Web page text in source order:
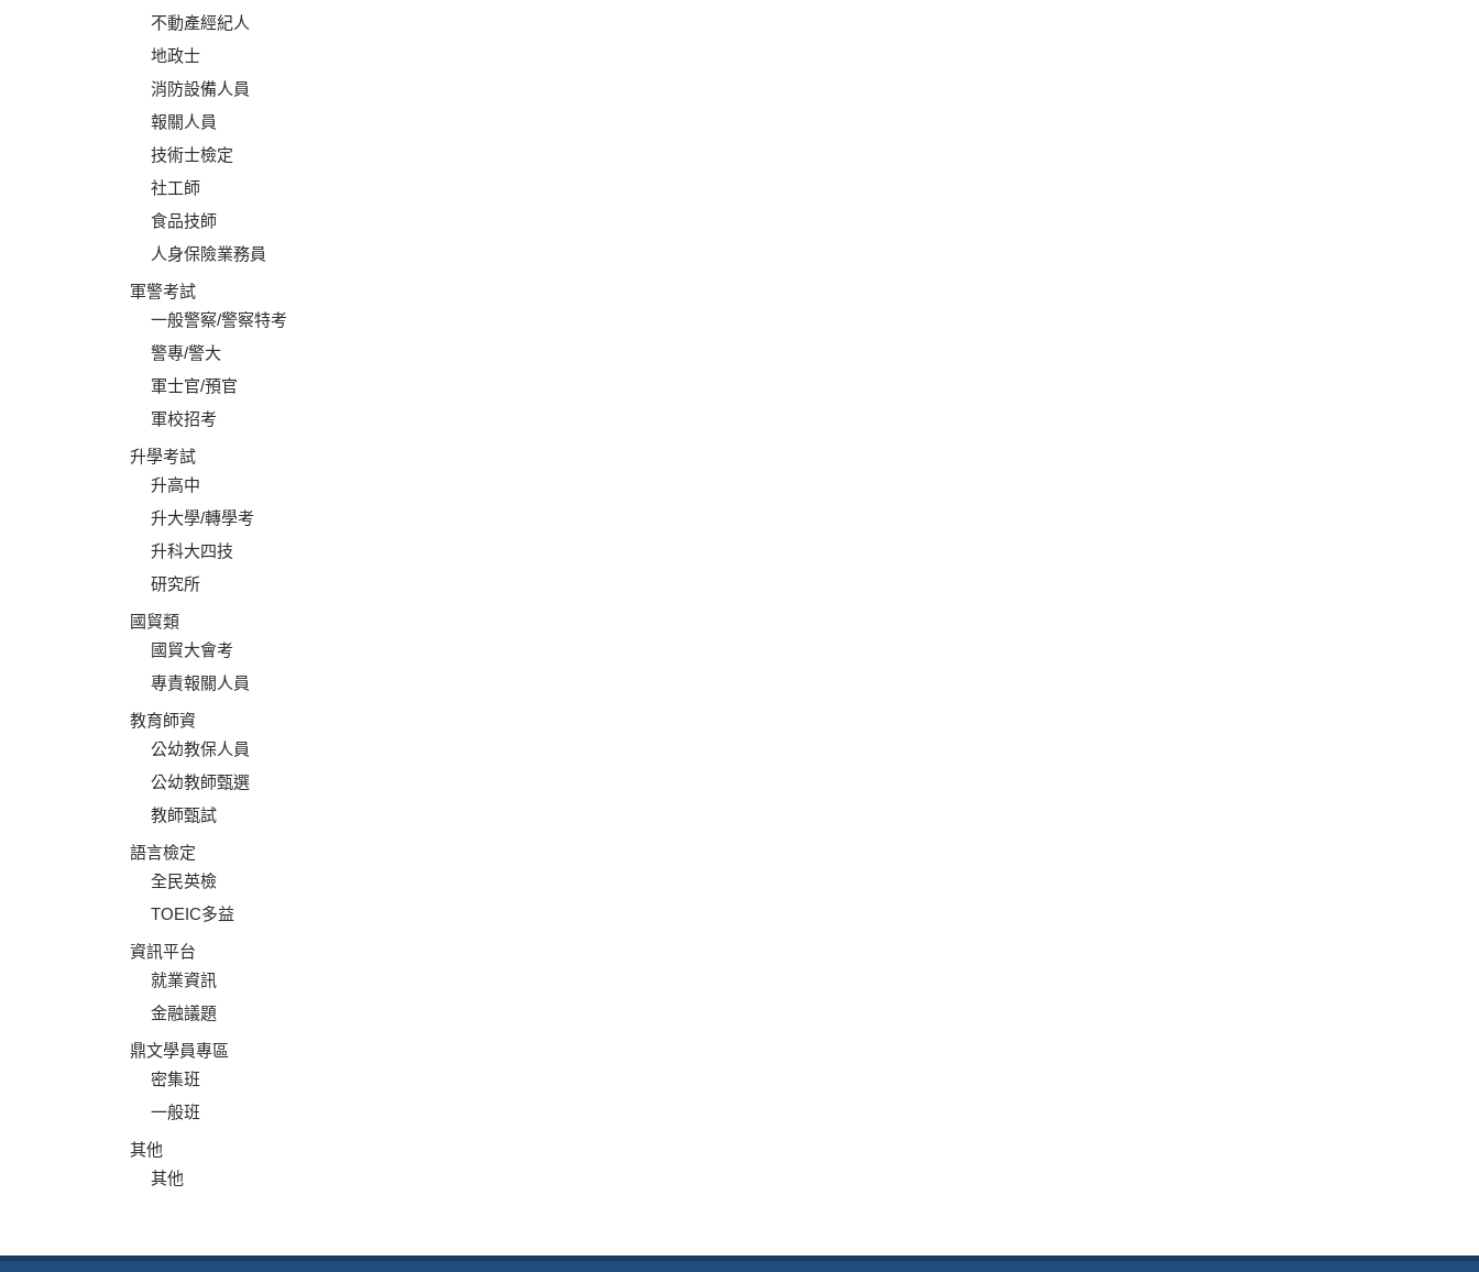
不動產經紀人
地政士
消防設備人員
報關人員
技術士檢定
社工師
食品技師
人身保險業務員
軍警考試
一般警察/警察特考
警專/警大
軍士官/預官
軍校招考
升學考試
升高中
升大學/轉學考
升科大四技
研究所
國貿類
國貿大會考
專責報關人員
教育師資
公幼教保人員
公幼教師甄選
教師甄試
語言檢定
全民英檢
TOEIC多益
資訊平台
就業資訊
金融議題
鼎文學員專區
密集班
一般班
其他
其他